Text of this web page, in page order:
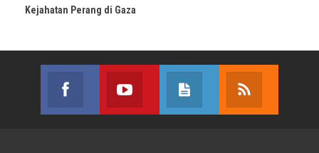
Kejahatan Perang di Gaza
Facebook
Join us on Facebook
Youtube
Join us on YoutubeJoin our site